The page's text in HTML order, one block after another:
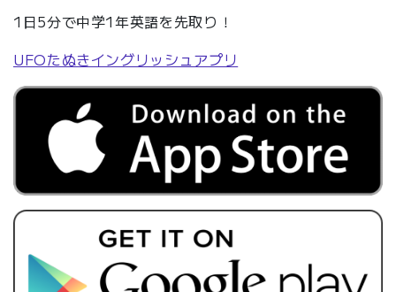
1日5分で中学1年英語を先取り！
UFOたぬきイングリッシュアプリ